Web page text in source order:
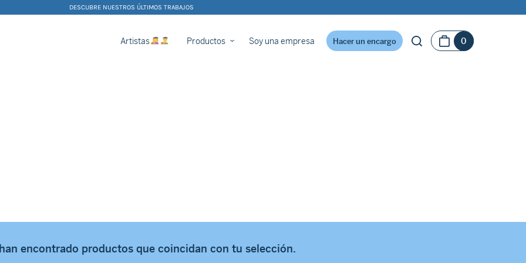
DESCUBRE NUESTROS ÚLTIMOS TRABAJOS
Artistas Productos Soy una empresa Hacer un encargo 0
encontrado productos que coincidan con tu selección.